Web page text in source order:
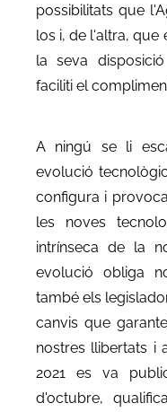
possibilitats que
los i, de l'altra, que
la seva
faciliti el
A ningú se li
evolució
configura i
les noves
intrínseca de la
evolució obliga
també els
canvis que
nostres llibertats i
2021 es va
d'octubre,